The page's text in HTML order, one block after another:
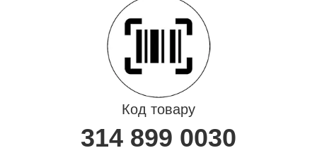
Код товару
314 899 0030